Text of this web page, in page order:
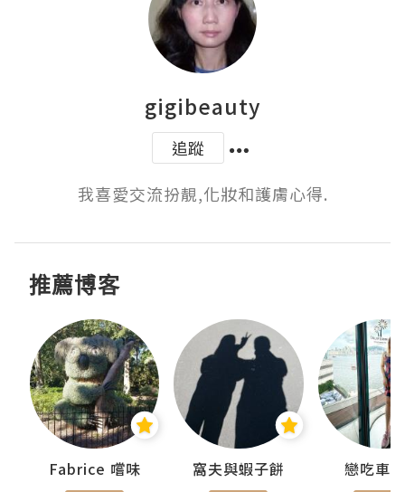
gigibeauty
追蹤
我喜愛交流扮靚,化妝和護膚心得.
推薦博客
Fabrice 嚐味 窩夫與蝦子餅 戀吃車